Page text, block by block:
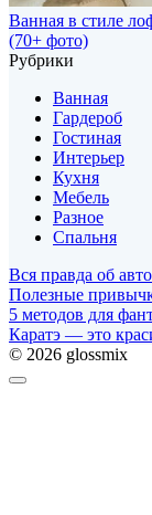
Ванная в стиле
(70+ фото)
Рубрики
Ванная
Гардероб
Гостиная
Интерьер
Кухня
Мебель
Разное
Спальня
Вся правда об
Полезные
5 методов для
Каратэ — это
© 2026 glossmix